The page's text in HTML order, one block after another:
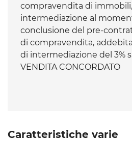
compravendita di
intermediazione al
conclusione del pre-
di compravendita,
di intermediazione del 3%
VENDITA CONCORDATO
Caratteristiche varie